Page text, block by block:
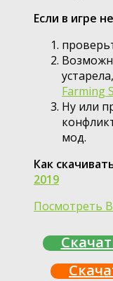
Если в игре
устарела,
Farming
Ну или
мод.
Как
2019
Посмотреть